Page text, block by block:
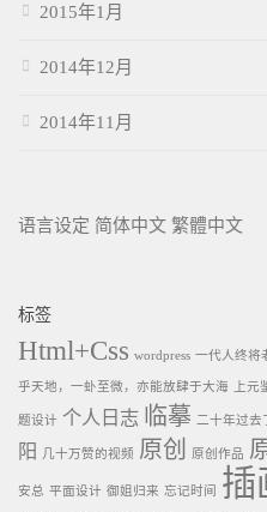
2015年1月
2014年12月
2014年11月
语言设定 简体中文 繁體中文
标签
Html+Css wordpress 一代人终将
乎天地，一虲至微，亦能放肆于大海 上元
题设计 个人日志 临摹 二十年过去
阳
几十万赞的视频 原创 原创作品
安总 平面设计 御姐归来 忘记时间 插